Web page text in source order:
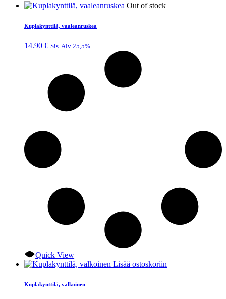
Out of stock
Kuplakynttilä, vaaleanruskea
14.90 € Sis. Alv 25,5%
Quick View
Lisää ostoskoriin
Kuplakynttilä, valkoinen